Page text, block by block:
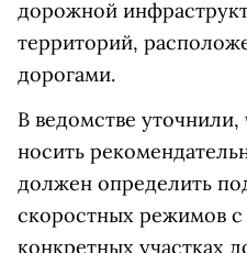
дорожной
территорий,
дорогами.
В ведомстве
носить
должен определить
скоростных режимов
конкретных участках